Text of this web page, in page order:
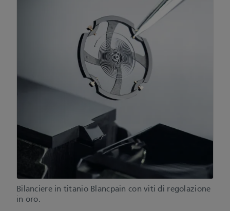
Bilanciere in titanio Blancpain con viti di regolazione
in oro.